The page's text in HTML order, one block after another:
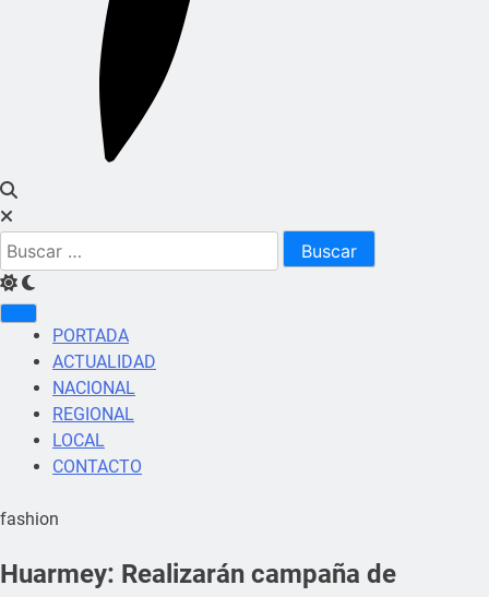
Buscar:
PORTADA
ACTUALIDAD
NACIONAL
REGIONAL
LOCAL
CONTACTO
fashion
Huarmey: Realizarán campaña de